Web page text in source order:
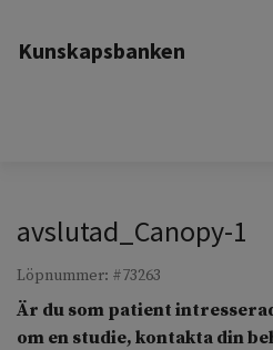
Kunskapsbanken
avslutad_Canopy-1
Löpnummer: #73263
Är du som patient
om en studie, kontakta din